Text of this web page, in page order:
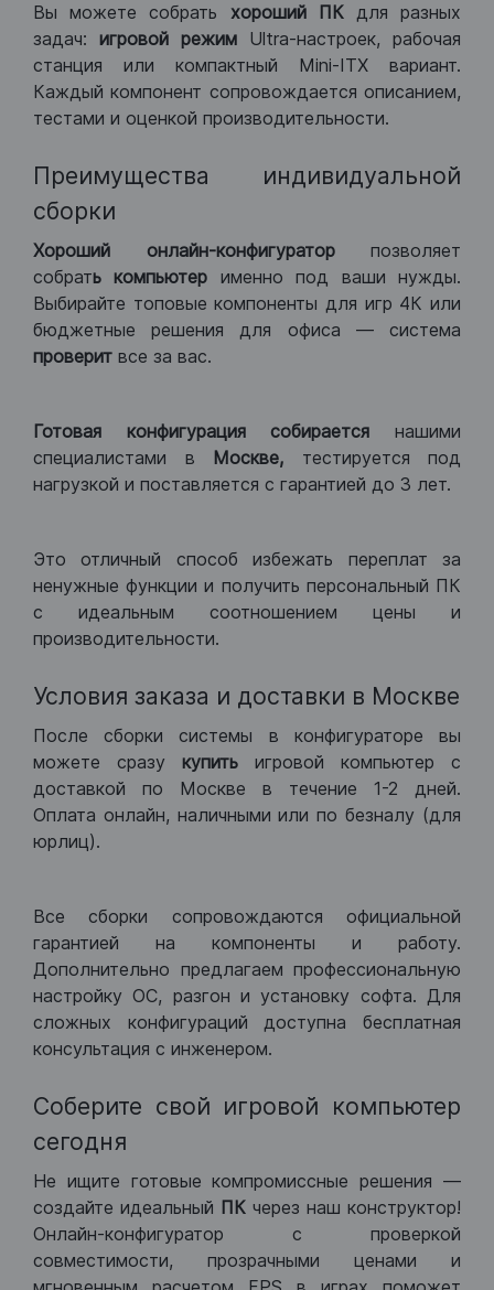
Вы можете собрать хороший ПКдля разных
задач: игровой режим Ultra-настроек, рабочая
станция или компактный Mini-ITX вариант.
Каждый компонент сопровождается описанием,
тестами и оценкой производительности.
Преимущества индивидуальной
сборки
Хороший онлайн-конфигураторпозволяет
собрать компьютер именно под ваши нужды.
Выбирайте топовые компоненты для игр 4К или
бюджетные решения для офиса — система
проверит все за вас.
Готовая конфигурация собираетсянашими
специалистами в Москве, тестируется под
нагрузкой и поставляется с гарантией до 3 лет.
Это отличный способ избежать переплат за
ненужные функции и получить персональный ПК
с идеальным соотношением цены и
производительности.
Условия заказа и доставки в Москве
После сборки системы в конфигураторе вы
можете сразу купить игровой компьютер с
доставкой по Москве в течение 1-2 дней.
Оплата онлайн, наличными или по безналу (для
юрлиц).
Все сборки сопровождаются официальной
гарантией на компоненты и работу.
Дополнительно предлагаем профессиональную
настройку ОС, разгон и установку софта. Для
сложных конфигураций доступна бесплатная
консультация с инженером.
Соберите свой игровой компьютер
сегодня
Не ищите готовые компромиссные решения —
создайте идеальный ПК через наш конструктор!
Онлайн-конфигуратор с проверкой
совместимости, прозрачными ценами и